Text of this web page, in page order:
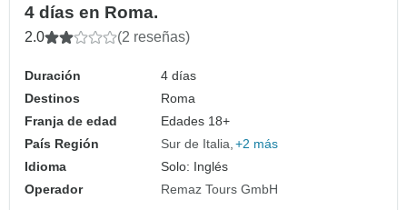
4 días en Roma.
2.0 (2 reseñas)
Duración
4 días
Destinos
Roma
Franja de edad
Edades 18+
País Región
Sur de Italia +2 más
Idioma
Solo: Inglés
Operador
Remaz Tours GmbH